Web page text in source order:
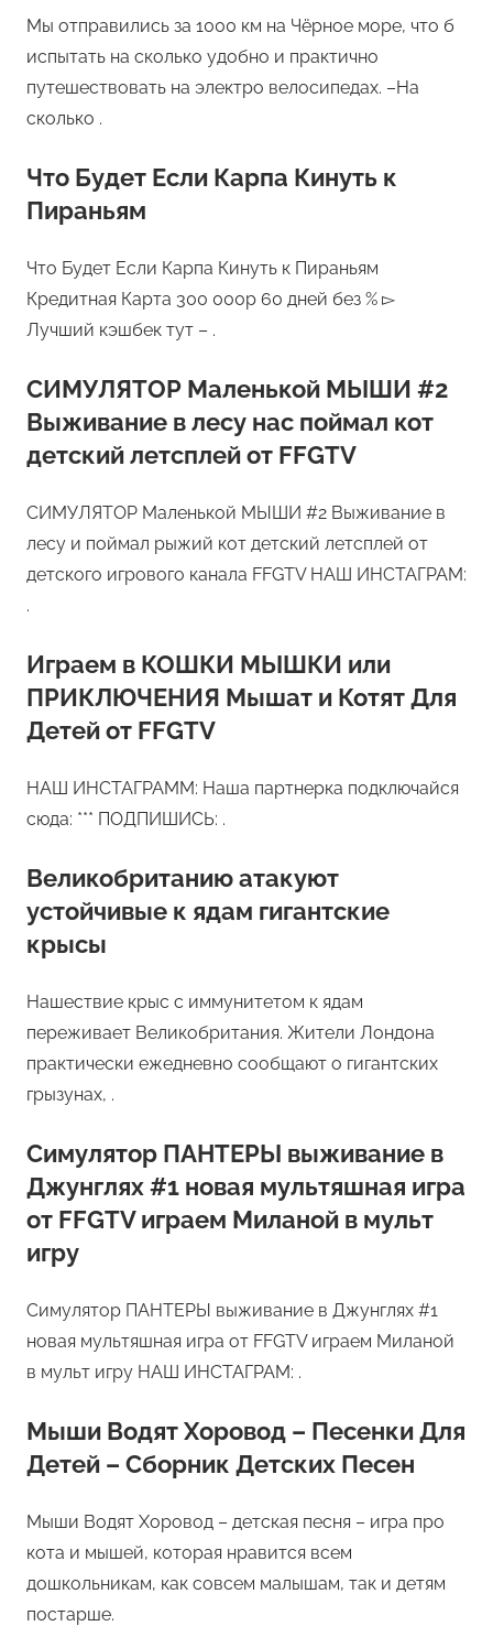
Мы отправились за 1000 км на Чёрное море, что б
испытать на сколько удобно и практично
путешествовать на электро велосипедах. –На
сколько .
Что Будет Если Карпа Кинуть к
Пираньям
Что Будет Если Карпа Кинуть к Пираньям
Кредитная Карта 300 000р 60 дней без % ▻
Лучший кэшбек тут – .
СИМУЛЯТОР Маленькой МЫШИ #2
Выживание в лесу нас поймал кот
детский летсплей от FFGTV
СИМУЛЯТОР Маленькой МЫШИ #2 Выживание в
лесу и поймал рыжий кот детский летсплей от
детского игрового канала FFGTV НАШ ИНСТАГРАМ:
.
Играем в КОШКИ МЫШКИ или
ПРИКЛЮЧЕНИЯ Мышат и Котят Для
Детей от FFGTV
НАШ ИНСТАГРАММ: Наша партнерка подключайся
сюда: *** ПОДПИШИСЬ: .
Великобританию атакуют
устойчивые к ядам гигантские
крысы
Нашествие крыс с иммунитетом к ядам
переживает Великобритания. Жители Лондона
практически ежедневно сообщают о гигантских
грызунах, .
Симулятор ПАНТЕРЫ выживание в
Джунглях #1 новая мультяшная игра
от FFGTV играем Миланой в мульт
игру
Симулятор ПАНТЕРЫ выживание в Джунглях #1
новая мультяшная игра от FFGTV играем Миланой
в мульт игру НАШ ИНСТАГРАМ: .
Мыши Водят Хоровод – Песенки Для
Детей – Сборник Детских Песен
Мыши Водят Хоровод – детская песня – игра про
кота и мышей, которая нравится всем
дошкольникам, как совсем малышам, так и детям
постарше.